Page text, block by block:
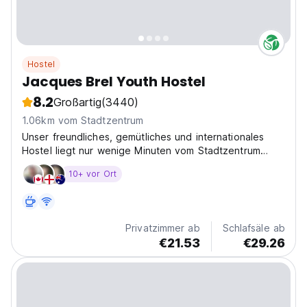
Hostel
Jacques Brel Youth Hostel
8.2Großartig(3440)
1.06km vom Stadtzentrum
Unser freundliches, gemütliches und internationales
Hostel liegt nur wenige Minuten vom Stadtzentrum
entfernt. Frühstück und Internet sind im Preis
inbegriffen. Wir verfügen über eine Gästeküche.
10+ vor Ort
Privatzimmer ab
€21.53
Schlafsäle ab
€29.26